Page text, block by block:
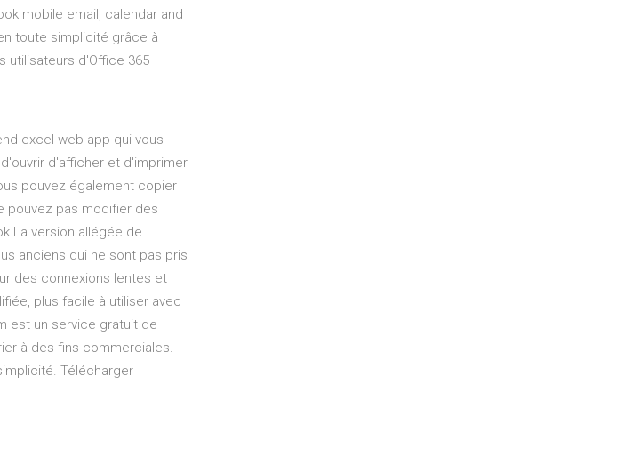
mobile email, calendar and
toute simplicité grâce à
utilisateurs d'Office 365
excel web app qui vous
d'afficher et d'imprimer
pouvez également copier
pouvez pas modifier des
La version allégée de
anciens qui ne sont pas pris
des connexions lentes et
plus facile à utiliser avec
est un service gratuit de
à des fins commerciales.
Télécharger